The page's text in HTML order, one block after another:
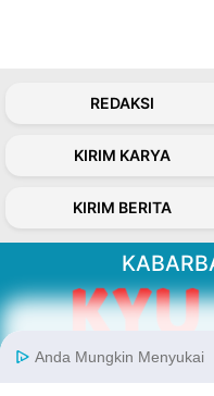
REDAKSI
KIRIM KARYA
KIRIM BERITA